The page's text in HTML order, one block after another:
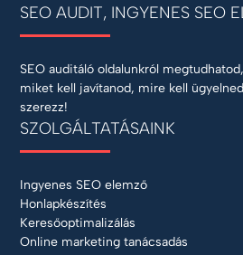
SEO AUDIT, INGYENES SEO
SEO auditáló oldalunkról
miket kell javítanod, mire kell
szerezz!
SZOLGÁLTATÁSAINK
Ingyenes SEO elemző
Honlapkészítés
Keresőoptimalizálás
Online marketing tanácsadás